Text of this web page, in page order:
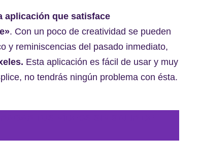
aplicación que satisface
. Con un poco de creatividad se pueden
y reminiscencias del pasado inmediato,
Esta aplicación es fácil de usar y muy
no tendrás ningún problema con ésta.